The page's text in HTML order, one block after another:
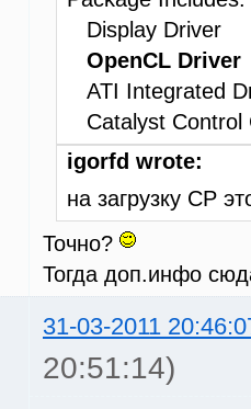
Display Driver
OpenCL Driver
ATI Integrated
Catalyst Control
igorfd wrote:
на загрузку CP
Точно?
Тогда доп.инфо
31-03-2011
20:51:14)